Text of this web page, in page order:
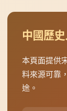
中國歷
本頁面提供
途。